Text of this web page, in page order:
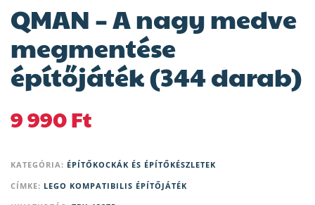
QMAN – A nagy medve
megmentése
építőjáték (344 darab)
9 990Ft
KATEGÓRIA: ÉPÍTŐKOCKÁK ÉS ÉPÍTŐKÉSZLETEK
CÍMKE: LEGO KOMPATIBILIS ÉPÍTŐJÁTÉK